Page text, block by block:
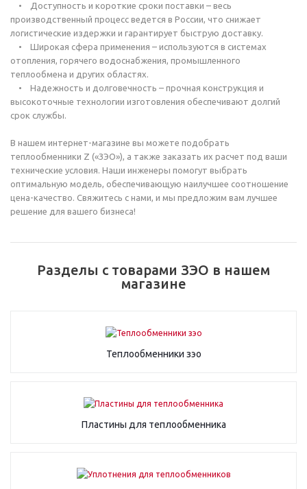
• Доступность и короткие сроки поставки – весь
производственный процесс ведется в России, что снижает
логистические издержки и гарантирует быструю доставку.
• Широкая сфера применения – используются в системах
отопления, горячего водоснабжения, промышленного
теплообмена и других областях.
• Надежность и долговечность – прочная конструкция и
высокоточные технологии изготовления обеспечивают долгий
срок службы.
В нашем интернет-магазине вы можете подобрать
теплообменники Z («ЗЭО»), а также заказать их расчет под ваши
технические условия. Наши инженеры помогут выбрать
оптимальную модель, обеспечивающую наилучшее соотношение
цена-качество. Свяжитесь с нами, и мы предложим вам лучшее
решение для вашего бизнеса!
Разделы с товарами ЗЭО в нашем
магазине
Теплообменники зэо
Пластины для теплообменника